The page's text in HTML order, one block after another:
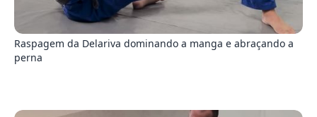
Raspagem da Delariva dominando a manga e abraçando a
perna